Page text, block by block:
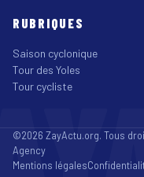
RUBRIQUES
Saison cyclonique
Tour des Yoles
Tour cycliste
©2026 ZayActu.org. Tous
Agency
Mentions légales